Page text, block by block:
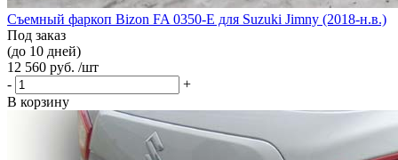
Съемный фаркоп Bizon FA 0350-E для Suzuki Jimny (2018-н.в.)
Под заказ
(до 10 дней)
12 560 руб. /шт
-
+
В корзину